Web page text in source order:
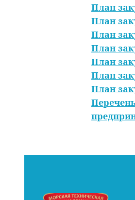
План
План
План
План
План
План
План